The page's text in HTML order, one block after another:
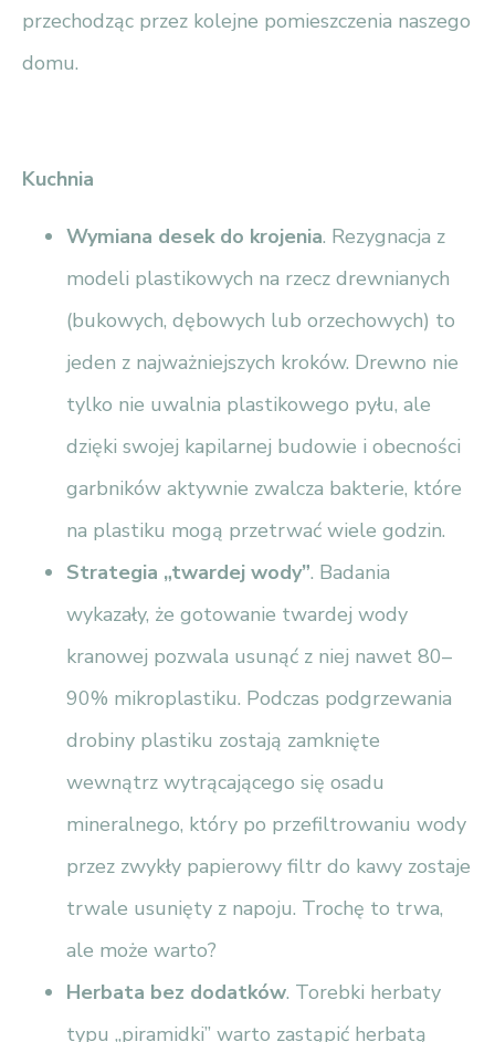
przechodząc przez kolejne pomieszczenia naszego
domu.
Kuchnia
Wymiana desek do krojenia. Rezygnacja z
modeli plastikowych na rzecz drewnianych
(bukowych, dębowych lub orzechowych) to
jeden z najważniejszych kroków. Drewno nie
tylko nie uwalnia plastikowego pyłu, ale
dzięki swojej kapilarnej budowie i obecności
garbników aktywnie zwalcza bakterie, które
na plastiku mogą przetrwać wiele godzin.
Strategia „twardej wody”. Badania
wykazały, że gotowanie twardej wody
kranowej pozwala usunąć z niej nawet 80–
90% mikroplastiku. Podczas podgrzewania
drobiny plastiku zostają zamknięte
wewnątrz wytrącającego się osadu
mineralnego, który po przefiltrowaniu wody
przez zwykły papierowy filtr do kawy zostaje
trwale usunięty z napoju. Trochę to trwa,
ale może warto?
Herbata bez dodatków. Torebki herbaty
typu „piramidki” warto zastąpić herbatą